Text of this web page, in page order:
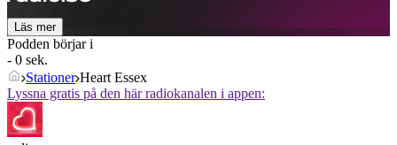
Läs mer
Podden börjar i
- 0 sek.
Stationer Heart Essex
Lyssna gratis på den här radiokanalen i appen: